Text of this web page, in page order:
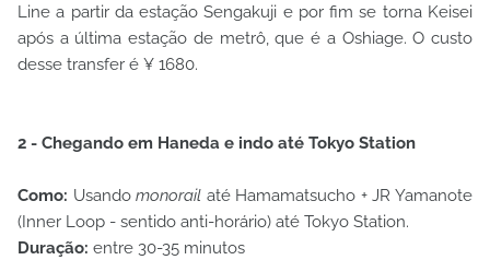
Line a partir da estação Sengakuji e por fim se torna Keisei
após a última estação de metrô, que é a Oshiage. O custo
desse transfer é ¥ 1680.
2 - Chegando em Haneda e indo até Tokyo Station
Como: Usandomonorail até Hamamatsucho + JR Yamanote
(Inner Loop - sentido anti-horário) até Tokyo Station.
Duração: entre 30-35 minutos